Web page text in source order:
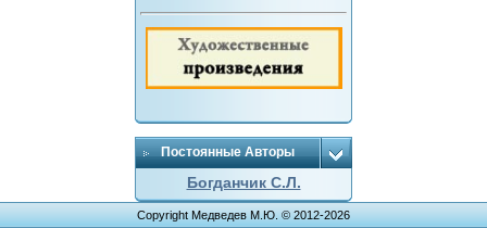
Постоянные Авторы
Богданчик С.Л.
Copyright Медведев М.Ю. © 2012-2026